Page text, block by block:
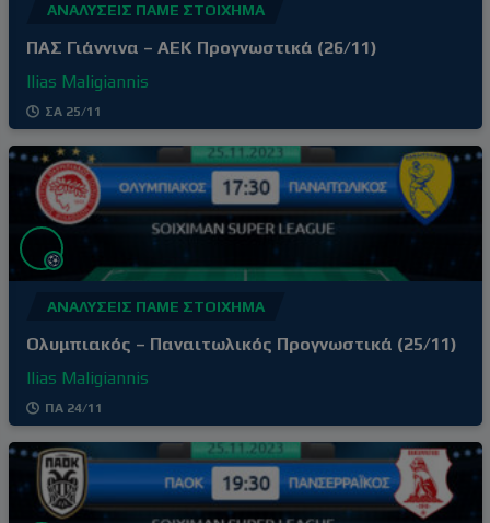
ΑΝΑΛΎΣΕΙΣ ΠΆΜΕ ΣΤΟΊΧΗΜΑ
ΠΑΣ Γιάννινα – ΑΕΚ Προγνωστικά (26/11)
Ilias Maligiannis
ΣΑ 25/11
ΑΝΑΛΎΣΕΙΣ ΠΆΜΕ ΣΤΟΊΧΗΜΑ
Ολυμπιακός – Παναιτωλικός Προγνωστικά (25/11)
Ilias Maligiannis
ΠΑ 24/11